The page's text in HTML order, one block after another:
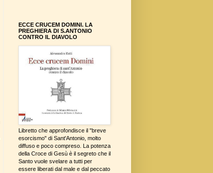
ECCE CRUCEM DOMINI. LA
PREGHIERA DI S.ANTONIO
CONTRO IL DIAVOLO
Libretto che approfondisce il "breve
esorcismo" di Sant'Antonio, molto
diffuso e poco compreso. La potenza
della Croce di Gesù è il segreto che il
Santo vuole svelare a tutti per
essere liberati dal male e dal peccato